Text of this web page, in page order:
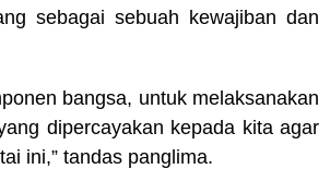
sebagai sebuah kewajiban dan
bangsa, untuk melaksanakan
dipercayakan kepada kita agar
ini,” tandas panglima.